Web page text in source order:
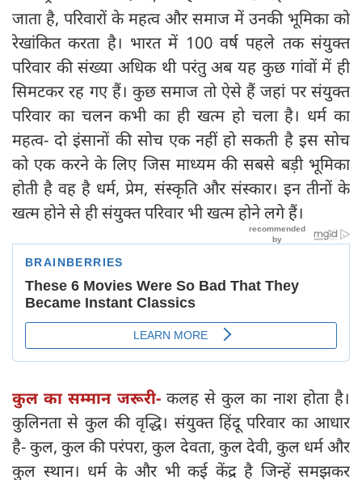
जाता है, परिवारों के महत्व और समाज में उनकी भूमिका को
रेखांकित करता है। भारत में 100 वर्ष पहले तक संयुक्त
परिवार की संख्या अधिक थी परंतु अब यह कुछ गांवों में ही
सिमटकर रह गए हैं। कुछ समाज तो ऐसे हैं जहां पर संयुक्त
परिवार का चलन कभी का ही खत्म हो चला है। धर्म का
महत्व- दो इंसानों की सोच एक नहीं हो सकती है इस सोच
को एक करने के लिए जिस माध्यम की सबसे बड़ी भूमिका
होती है वह है धर्म, प्रेम, संस्कृति और संस्कार। इन तीनों के
खत्म होने से ही संयुक्त परिवार भी खत्म होने लगे हैं।
कुल का सम्मान जरूरी- कलह से कुल का नाश होता है।
कुलिनता से कुल की वृद्धि। संयुक्त हिंदू परिवार का आधार
है- कुल, कुल की परंपरा, कुल देवता, कुल देवी, कुल धर्म और
कुल स्थान। धर्म के और भी कई केंद्र है जिन्हें समझकर